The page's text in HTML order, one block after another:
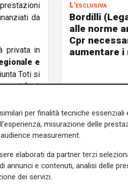
da
privata in
e
Toti si
nei fatti,
visite,
certe
ai privati -
L'esclusiva
Bordilli
alle norme
Cpr
aumentare
per finalità tecniche essenziali
misurazione delle
measurement.
elaborati da partner terzi
annunci e contenuti, analisi delle
dei servizi.